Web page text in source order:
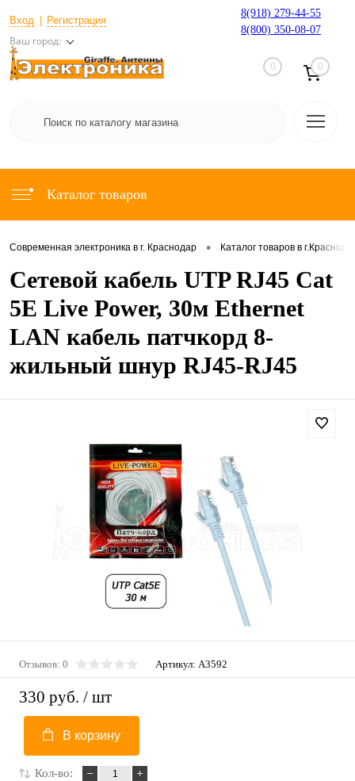
Вход Регистрация
Ваш город:
8(918) 279-44-55
8(800) 350-08-07
0 0
Каталог товаров
Современная электроника в г. Краснодар • Каталог товаров в
Сетевой кабель UTP RJ45 Cat
5E Live Power, 30м Ethernet
LAN кабель патчкорд 8-
жильный шнур RJ45-RJ45
Отзывов: 0 Артикул: A3592
330 руб. / шт
В корзину
Кол-во: